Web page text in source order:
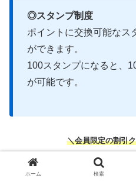
◎スタンプ制度
ポイントに交換可能なス
ができます。
100スタンプになると、
が可能です。
＼会員限定の割引
Renta!公
ホーム 検索